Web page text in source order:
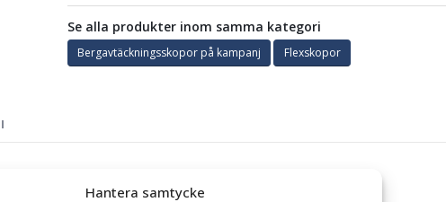
Hantera samtycke
Se alla produkter inom samma kategori
Bergavtäckningsskopor på kampanj Flexskopor
900 mm, med sparskär